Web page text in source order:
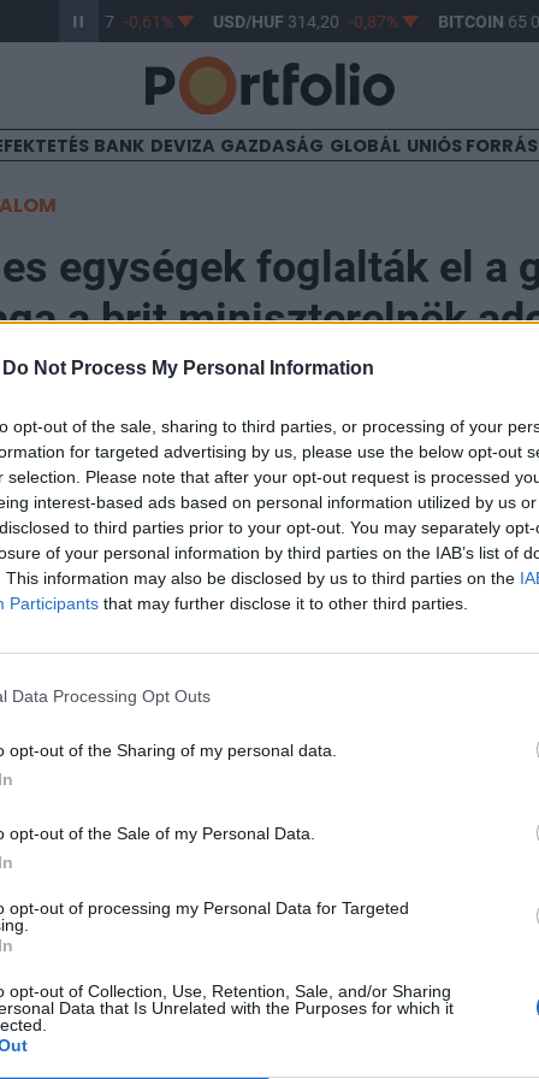
Do Not Process My Personal Information
opt-out of the sale, sharing to third parties, or processing of your
for targeted advertising by us, please use the below opt-out
selection. Please note that after your opt-out request is processed
interest-based ads based on personal information utilized by us
to third parties prior to your opt-out. You may separately
of your personal information by third parties on the IAB’s list of
This information may also be disclosed by us to third parties on the
Participants that may further disclose it to other third parties.
Data Processing Opt Outs
opt-out of the Sharing of my personal data.
opt-out of the Sale of my Personal Data.
opt-out of processing my Personal Data for Targeted
opt-out of Collection, Use, Retention, Sale, and/or Sharing
Data that Is Unrelated with the Purposes for which it
363,17 -0,61% USD/HUF314,20 -0,87% BITCOIN65
BANK DEVIZA GAZDASÁG GLOBÁL UNIÓS
egységek foglalták el a
a brit miniszterelnök
vasárnap feltartóztattak egy orosz
amely a La Manche csatornán próbált
a Királyi Tengerészgyalogság kommandósai és a brit
felségvizeken, a hazai és a nemzetközi joggal összhangban...
portfolio.hu hírarchívumához tartozik, melynek olvasása
cikkarchívum
elmúlt 2 év napon belüli
Előfizetés